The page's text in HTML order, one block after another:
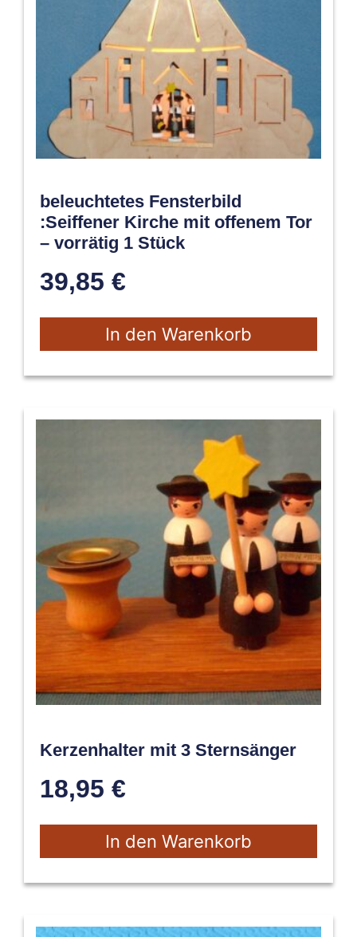
beleuchtetes Fensterbild
:Seiffener Kirche mit offenem Tor
– vorrätig 1 Stück
39,85 €
In den Warenkorb
Kerzenhalter mit 3 Sternsänger
18,95 €
In den Warenkorb